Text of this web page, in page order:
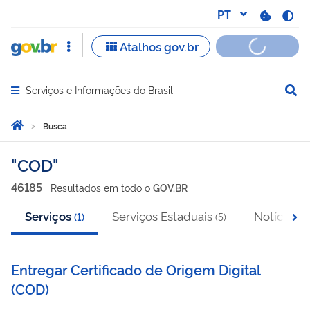
Abrir menu principal de navegação
Serviços e Informações do Brasil
Você está aqui:
Página Inicial
Busca
Busca
COD
46185 Resultados em todo o GOV.BR
Serviços (1) Serviços Estaduais (5) Notícias
Entregar Certificado de Origem Digital
(COD)